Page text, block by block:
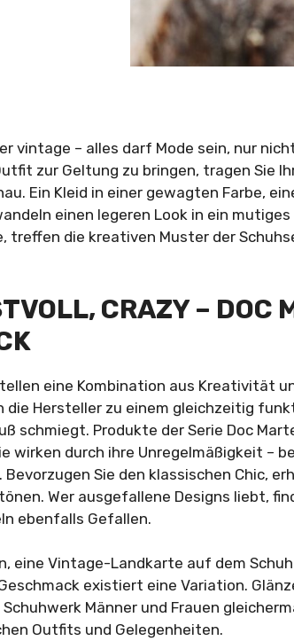
vintage – alles darf Mode sein, nur
zur Geltung zu bringen, tragen Sie
Ein Kleid in einer gewagten Farbe,
einen legeren Look in ein
treffen die kreativen Muster der
CRAZY – DOC
eine Kombination aus Kreativität
Hersteller zu einem gleichzeitig
schmiegt. Produkte der Serie Doc
wirken durch ihre Unregelmäßigkeit –
Sie den klassischen Chic,
Wer ausgefallene Designs liebt,
ebenfalls Gefallen.
eine Vintage-Landkarte auf dem
existiert eine Variation.
Männer und Frauen
Outfits und Gelegenheiten.